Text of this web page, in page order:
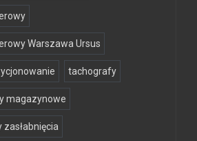
Warszawa Ursus
tachografy
magazynowe